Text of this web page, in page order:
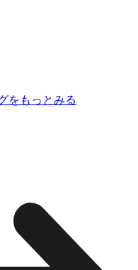
をもっとみる